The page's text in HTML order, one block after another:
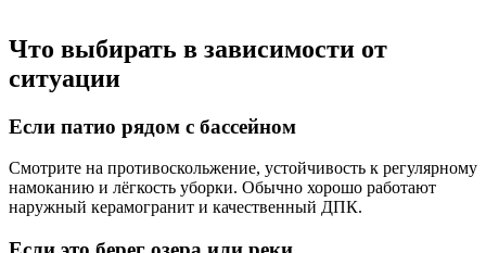
Что выбирать в зависимости от
ситуации
Если патио рядом с бассейном
Смотрите на противоскольжение, устойчивость к регулярному
намоканию и лёгкость уборки. Обычно хорошо работают
наружный керамогранит и качественный ДПК.